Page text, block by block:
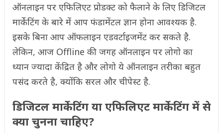
ऑनलाइन पर एफिलिएट प्रोडक्ट को फैलाने के लिए डिजिटल
मार्केटिंग के बारे में आप फंडामेंटल ज्ञान होना आवश्यक है.
इसके बिना आप ऑफलाइन एडवर्टाइजमेंट कर सकते है.
लेकिन, आज Offline की जगह ऑनलाइन पर लोगो का
ध्यान ज्यादा केंद्रित है और लोगो ये ऑनलाइन तरीका बहुत
पसंद करते है, क्योंकि सरल और चीपेस्ट है.
डिजिटल मार्केटिंग या एफिलिएट मार्केटिंग में से
क्या चुनना चाहिए?